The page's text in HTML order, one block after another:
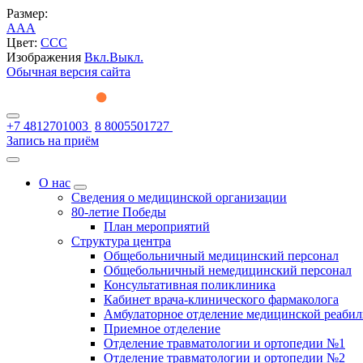
Размер:
AAA
Цвет: CCC
Изображения Вкл.Выкл.
Обычная версия сайта
+7 4812701003 8 8005501727
Запись на приём
О нас
Сведения о медицинской организации
80-летие Победы
План мероприятий
Структура центра
Общебольничный медицинский персонал
Общебольничный немедицинский персонал
Консультативная поликлиника
Кабинет врача-клинического фармаколога
Амбулаторное отделение медицинской
Приемное отделение
Отделение травматологии и ортопедии №1
Отделение травматологии и ортопедии №2